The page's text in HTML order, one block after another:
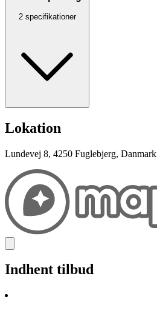
2 specifikationer
Lokation
Lundevej 8, 4250 Fuglebjerg, Danmark
Indhent tilbud